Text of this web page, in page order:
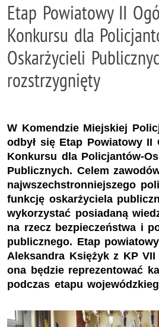
Etap Powiatowy II
Konkursu dla
Oskarżycieli
rozstrzygnięty
W Komendzie Miejskiej
odbył się Etap Powiatowy II
Konkursu dla Policjantów-
Publicznych. Celem
najwszechstronniejszego
funkcję oskarżyciela
wykorzystać posiadaną
na rzecz bezpieczeństwa i
publicznego. Etap
Aleksandra Księżyk z KP
ona będzie reprezentować
podczas etapu